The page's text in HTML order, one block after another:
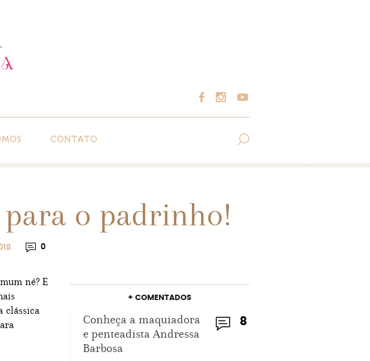
CONTATO
para o padrinho!
0
né? E
clássica
+ COMENTADOS
8
Conheça a maquiadora
e penteadista Andressa
Barbosa